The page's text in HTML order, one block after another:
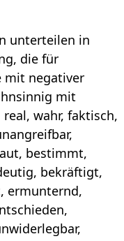
unterteilen in
die für
mit negativer
mit
wahr, faktisch,
bestimmt,
bekräftigt,
ermunternd,